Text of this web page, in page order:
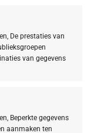
De prestaties van
van gegevens
Beperkte gegevens
aanmaken ten
een vollere
De perfecte
dekking voor elke